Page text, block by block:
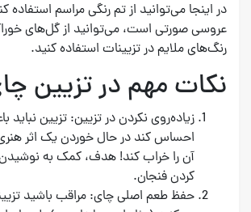
در اینجا می‌توانید از تم رنگی مراسم استفاده
عروسی صورتی است، می‌توانید از گل‌های
رنگ‌های ملایم در تزیینات استفاده کنید.
نکات مهم در تزیین
زیاده‌روی نکردن در تزیین: تزیین
احساس کند در حال خوردن یک اثر
آن را خراب کند! هدف، کمک به
کردن فنجان.
حفظ طعم اصلی چای: مراقب باشید